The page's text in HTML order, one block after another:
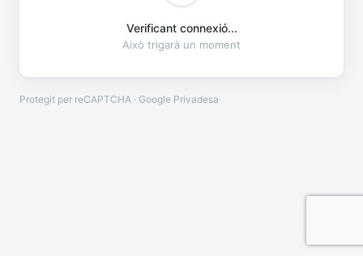
Verificant connexió...
Això trigarà un moment
Protegit per reCAPTCHA · Google Privadesa